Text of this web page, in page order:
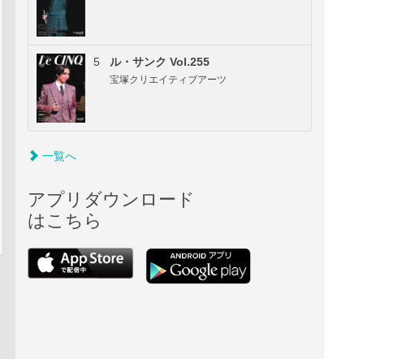
5 ル・サンク Vol.255
宝塚クリエイティブアーツ
一覧へ
アプリダウンロード
はこちら